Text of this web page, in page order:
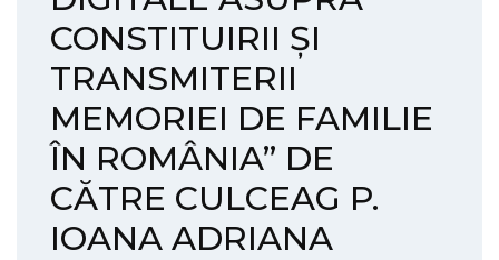
CONSTITUIRII ȘI
TRANSMITERII
MEMORIEI DE FAMILIE
ÎN ROMÂNIA” DE
CĂTRE CULCEAG P.
IOANA ADRIANA